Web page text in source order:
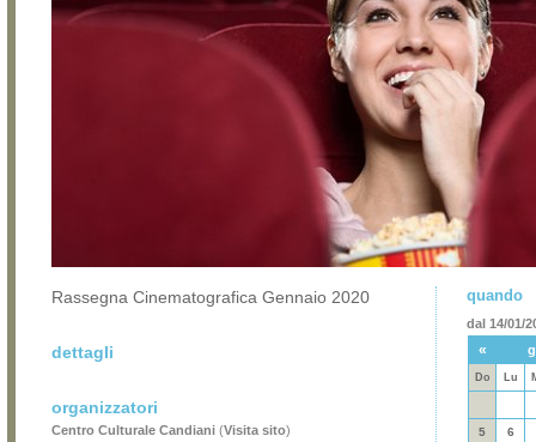
Rassegna Cinematografica Gennaio 2020
dettagli
organizzatori
Centro Culturale Candiani (Visita sito)
quando
dal 14/01/
«
Do Lu
5 6